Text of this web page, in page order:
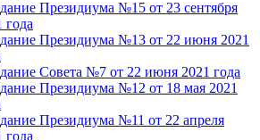
Президиума №15 от 23 сентября
года
Президиума №13 от 22 июня 2021
Совета №7 от 22 июня 2021 года
Президиума №12 от 18 мая 2021
Президиума №11 от 22 апреля
года